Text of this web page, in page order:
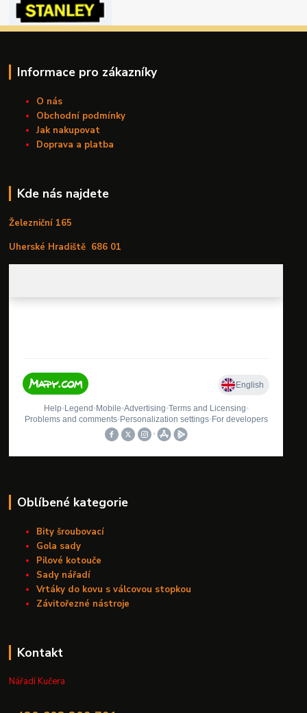
Informace pro zákazníky
O nás
Obchodní podmínky
Jak nakupovat
Doprava a platba
Kde nás najdete
Železniční 165
Uherské Hradiště 686 01
Oblíbené kategorie
Bity šroubovací
Gola sady
Pilové kotouče
Sady nářadí
Vrtáky do kovu s válcovou stopkou
Závitořezné nástroje
Kontakt
Nářadí Kučera